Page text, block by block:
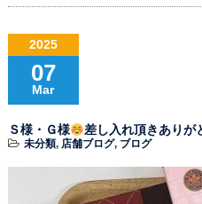
2025
07
Mar
Ｓ様・Ｇ様 差し入れ頂きありが
未分類, 店舗ブログ, ブログ